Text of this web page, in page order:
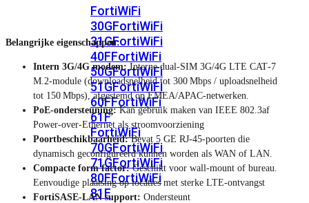
FortiWiFi
30GFortiWiFi
31GFortiWiFi
40FFortiWiFi
50GFortiWiFi
51GFortiWiFi
60FFortiWiFi
61F
FortiWiFi
70GFortiWiFi
71GFortiWiFi
80FFortiWiFi
81F
Belangrijke eigenschappen:
Intern 3G/4G modem: Interne dual‑SIM 3G/4G LTE CAT‑7
M.2-module (downloadsnelheid tot 300 Mbps / uploadsnelheid
tot 150 Mbps), afgestemd op EMEA/APAC-netwerken.
PoE-ondersteuning:Kan gebruik maken van IEEE 802.3af
Power-over-Ethernet als stroomvoorziening
Poortbeschikbaarheid:Bevat 5 GE RJ‑45-poorten die
dynamisch geconfigureerd kunnen worden als WAN of LAN.
Compacte form factor:Geschikt voor wall‑mount of bureau.
Eenvoudige plaatsing op locaties met sterke LTE‑ontvangst
FortiSASE-LAN support: Ondersteunt